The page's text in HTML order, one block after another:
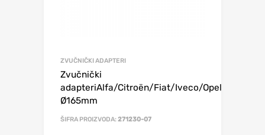
ZVUČNIČKI ADAPTERI
Zvučnički
adapteriAlfa/Citroën/Fiat/Iveco/Opel
Ø165mm
ŠIFRA PROIZVODA: 271230-07